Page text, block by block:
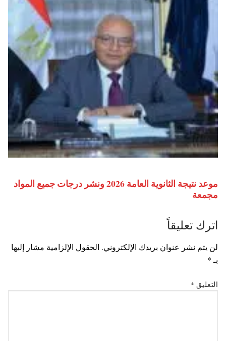
موعد نتيجة الثانوية العامة 2026 ونشر درجات جميع المواد
مجمعة
اترك تعليقاً
لن يتم نشر عنوان بريدك الإلكتروني. الحقول الإلزامية مشار إليها
بـ *
التعليق *